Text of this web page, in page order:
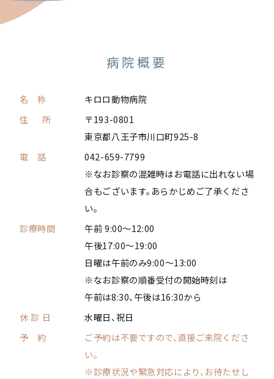
病院概要
名 称
キロロ動物病院
住 所
〒193-0801
東京都八王子市川口町925-8
電 話
042-659-7799
※なお診察の混雑時はお電話に出れない場
合もございます。あらかじめご了承くださ
い。
診療時間
午前 9:00～12:00
午後17:00～19:00
日曜は午前のみ9:00～13:00
※なお診察の順番受付の開始時刻は
午前は8:30、午後は16:30から
休 診 日
水曜日、祝日
予 約
ご予約は不要ですので、直接ご来院くださ
い。
※診療状況や緊急対応により、お待たせし